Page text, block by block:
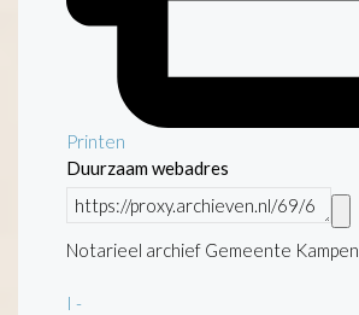
Printen
Duurzaam webadres
Notarieel archief Gemeente Kampen
I -